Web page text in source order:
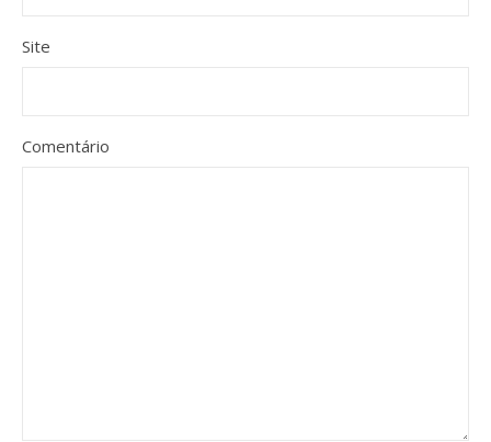
Site
Comentário